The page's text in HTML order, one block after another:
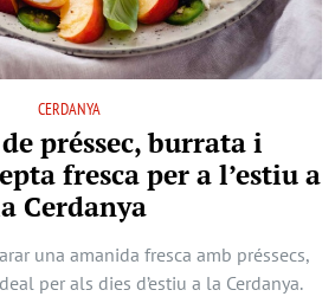
CERDANYA
préssec, burrata i
fresca per a l’estiu a
Cerdanya
una amanida fresca amb préssecs,
per als dies d’estiu a la Cerdanya.